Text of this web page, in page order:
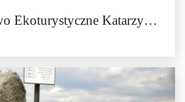
Gospodarstwo Ekoturystyczne Katarzyna Trawińska